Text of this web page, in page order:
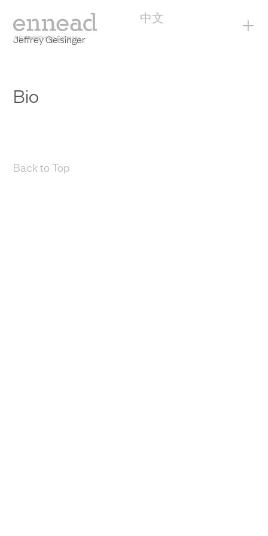
中文 +
Jeffrey Geisinger
Bio
Back to Top